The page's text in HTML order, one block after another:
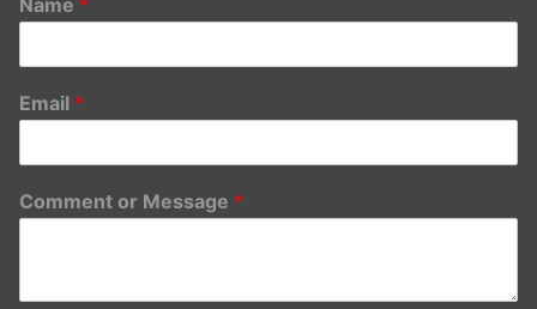
Email *
Comment or Message *